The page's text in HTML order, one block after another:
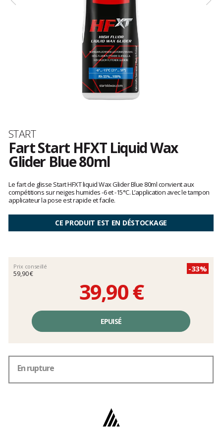
Marque
START
Fart Start HFXT Liquid Wax
Glider Blue 80ml
avis
clients
Le fart de glisse Start HFXT liquid Wax Glider Blue 80ml convient aux
compétitions sur neiges humides -6 et -15°C. L’application avec le tampon
applicateur la pose est rapide et facile.
CE PRODUIT EST EN DÉSTOCKAGE
Prix conseillé
59,90 €
-33%
39,90 €
unitaire,
EPUISÉ
En rupture